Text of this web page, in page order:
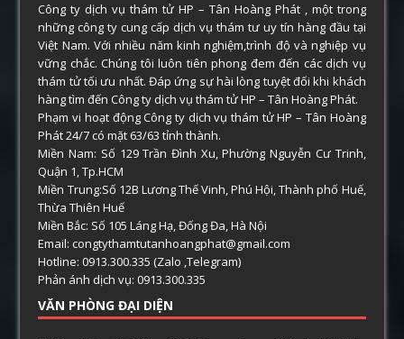
Công ty dịch vụ thám tử HP – Tân Hoàng Phát , một trong
những công ty cung cấp dịch vụ thám tư uy tín hàng đầu tại
Việt Nam. Với nhiều năm kinh nghiệm,trình độ và nghiệp vụ
vững chắc. Chúng tôi luôn tiên phong đem đến các dịch vụ
thám tử tối ưu nhất. Đáp ứng sự hài lòng tuyệt đối khi khách
hàng tìm đến Công ty dịch vụ thám tử HP – Tân Hoàng Phát.
Phạm vi hoạt động Công ty dịch vụ thám tử HP – Tân Hoàng
Phát 24/7 có mặt 63/63 tỉnh thành.
Miền Nam: Số 129 Trần Đình Xu, Phường Nguyễn Cư Trinh,
Quận 1, Tp.HCM
Miền Trung:Số 12B Lương Thế Vinh, Phú Hội, Thành phố Huế,
Thừa Thiên Huế
Miền Bắc: Số 105 Láng Hạ, Đống Đa, Hà Nội
Email: congtythamtutanhoangphat@gmail.com
Hotline: 0913.300.335 (Zalo ,Telegram)
Phản ánh dịch vụ: 0913.300.335
VĂN PHÒNG ĐẠI DIỆN